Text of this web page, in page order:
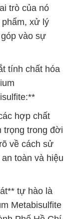
trò của nó
xử lý
vào sự
tính chất hóa
hợp chất
trọng trong đời
về cách sử
toàn và hiệu
tự hào là
Metabisulfite